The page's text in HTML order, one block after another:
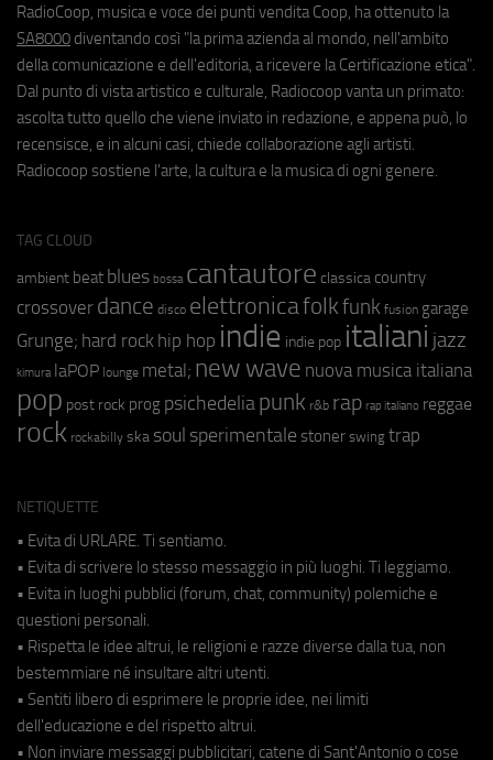
RadioCoop, musica e voce dei punti vendita Coop, ha ottenuto la
SA8000 diventando così "la prima azienda al mondo, nell'ambito
della comunicazione e dell'editoria, a ricevere la Certificazione etica".
Dal punto di vista artistico e culturale, Radiocoop vanta un primato:
ascolta tutto quello che viene inviato in redazione, e appena può, lo
recensisce, e in alcuni casi, chiede collaborazione agli artisti.
Radiocoop sostiene l'arte, la cultura e la musica di ogni genere.
TAG CLOUD
ambient beat blues bossa cantautore classica country
crossover dance disco elettronicafolkfunk fusion garage
Grunge; hard rock hip hop indie indie pop italiani jazz
kimura laPOP lounge metal; new wave nuova musica italiana
pop post rock prog psichedeliapunk r&b rap rap italiano reggae
rock rockabilly ska soul sperimentale stoner swing trap
NETIQUETTE
• Evita di URLARE. Ti sentiamo.
• Evita di scrivere lo stesso messaggio in più luoghi. Ti leggiamo.
• Evita in luoghi pubblici (forum, chat, community) polemiche e
questioni personali.
• Rispetta le idee altrui, le religioni e razze diverse dalla tua, non
bestemmiare né insultare altri utenti.
• Sentiti libero di esprimere le proprie idee, nei limiti
dell'educazione e del rispetto altrui.
• Non inviare messaggi pubblicitari, catene di Sant'Antonio o cose